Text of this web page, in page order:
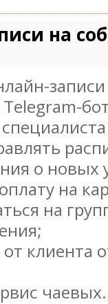
на
о новых
на
на
клиента
чаевых.